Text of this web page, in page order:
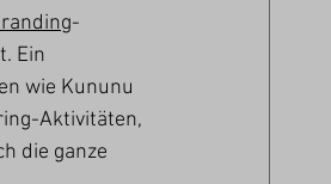
-
Ein
wie Kununu
Aktivitäten,
die ganze